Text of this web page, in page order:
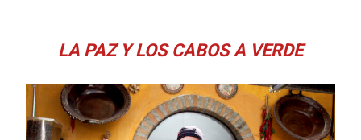
LA PAZ Y LOS CABOS A VERDE